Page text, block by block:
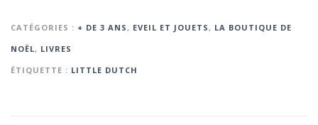
CATÉGORIES : + DE 3 ANS, EVEIL ET JOUETS, LA BOUTIQUE DE
NOËL, LIVRES
ÉTIQUETTE : LITTLE DUTCH